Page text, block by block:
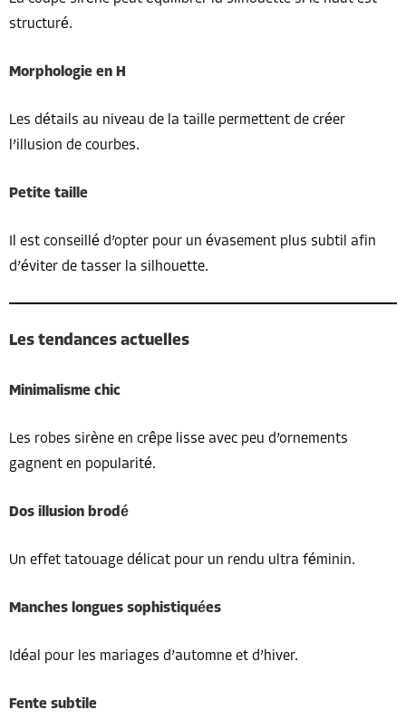
structuré.
Morphologie en H
Les détails au niveau de la taille permettent de créer
l’illusion de courbes.
Petite taille
Il est conseillé d’opter pour un évasement plus subtil afin
d’éviter de tasser la silhouette.
Les tendances actuelles
Minimalisme chic
Les robes sirène en crêpe lisse avec peu d’ornements
gagnent en popularité.
Dos illusion brodé
Un effet tatouage délicat pour un rendu ultra féminin.
Manches longues sophistiquées
Idéal pour les mariages d’automne et d’hiver.
Fente subtile